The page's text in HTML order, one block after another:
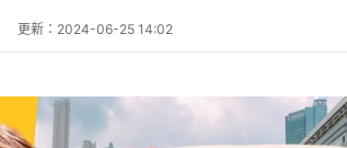
更新： 2024-06-25 14:02